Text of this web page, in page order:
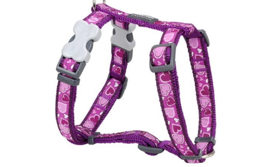
RED DINGO SELE, B-LOVE LILLA
Login for at se priser